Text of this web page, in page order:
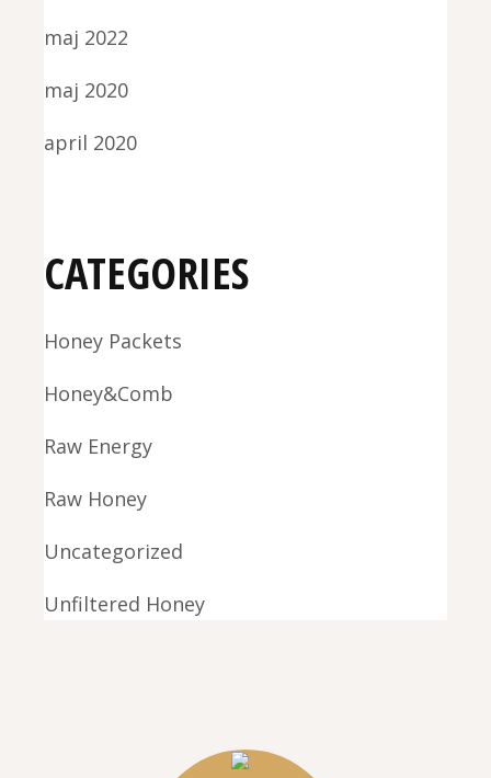
maj 2022
maj 2020
april 2020
CATEGORIES
Honey Packets
Honey&Comb
Raw Energy
Raw Honey
Uncategorized
Unfiltered Honey